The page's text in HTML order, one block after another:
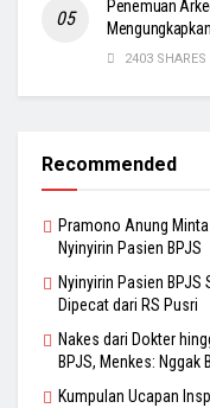
Penemuan
2403 SHARES
Recommended
Pramono Anung
Nyinyirin Pasien BPJS
Nyinyirin Pasien
Dipecat dari RS Pusri
Nakes dari Dokter
BPJS, Menkes: Nggak
Kumpulan Ucapan